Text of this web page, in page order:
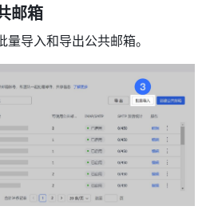
邮箱
导入和导出公共邮箱。